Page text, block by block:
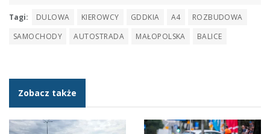
Tagi: DULOWA KIEROWCY GDDKIA A4
ROZBUDOWA
SAMOCHODY
AUTOSTRADA MAŁOPOLSKA BALICE
Zobacz także